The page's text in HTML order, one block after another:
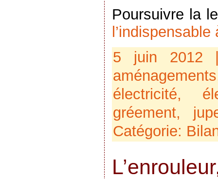
Poursuivre la
l’indispensable
5 juin 2012
aménagements
électricité,
gréement,
Catégorie: